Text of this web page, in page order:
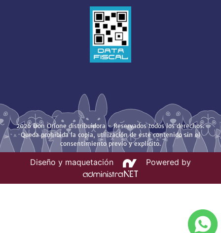
2026 Don Orione distribuidora - Reservados todos los derechos.
Queda prohibida la copia, utilización de este contenido sin el
consentimiento previo y explícito.
Diseño y maquetación Powered by